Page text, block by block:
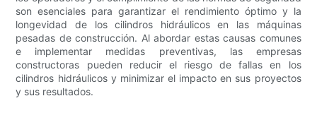
son esenciales para garantizar el rendimiento óptimo y la
longevidad de los cilindros hidráulicos en las máquinas
pesadas de construcción. Al abordar estas causas comunes
e implementar medidas preventivas, las empresas
constructoras pueden reducir el riesgo de fallas en los
cilindros hidráulicos y minimizar el impacto en sus proyectos
y sus resultados.